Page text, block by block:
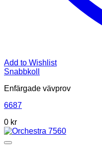
Add to Wishlist
Snabbkoll
Enfärgade vävprov
6687
0 kr